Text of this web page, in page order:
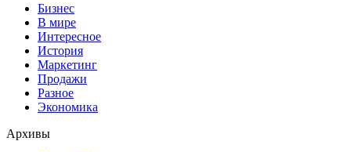
Бизнес
В мире
Интересное
История
Маркетинг
Продажи
Разное
Экономика
Архивы